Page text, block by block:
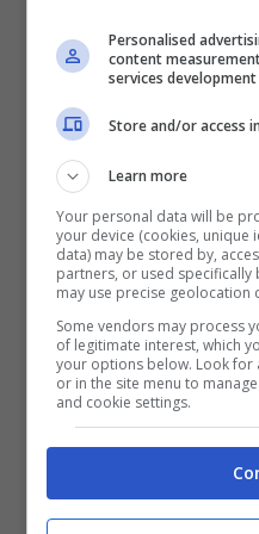
colto in flagrante
bevande alcoliche a
mettendo così a
sicurezza dei giovani.
Non meno rilevanti
fatte durante i
ricettive.Gli agenti
irregolarità per
sanzioni:
posti letto fino a
significative. A tutto
Personalised
content
services development
Store and/or access
Learn more
Your personal data will be
your device (cookies, unique
data) may be stored by,
partners, or used specifically
may use precise geolocation
Some vendors may process
of legitimate interest, which
your options below. Look for
or in the site menu to
and cookie settings.